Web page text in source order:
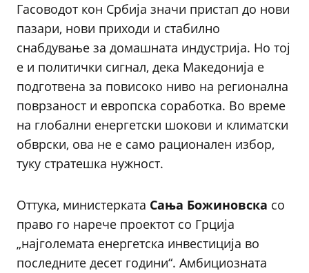
Гасоводот кон Србија значи пристап до нови
пазари, нови приходи и стабилно
снабдување за домашната индустрија. Но тој
е и политички сигнал, дека Македонија е
подготвена за повисоко ниво на регионална
поврзаност и европска соработка. Во време
на глобални енергетски шокови и климатски
обврски, ова не е само рационален избор,
туку стратешка нужност.
Оттука, министерката Сања Божиновска со
право го нарече проектот со Грција
„најголемата енергетска инвестиција во
последните десет години“. Амбициозната